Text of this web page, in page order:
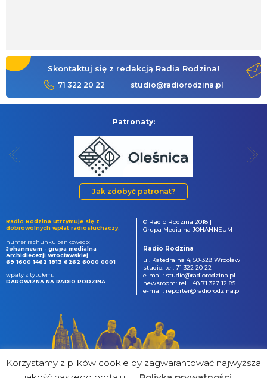
Skontaktuj się z redakcją Radia Rodzina!
71 322 20 22 studio@radiorodzina.pl
Patronaty:
Jak zdobyć patronat?
Radio Rodzina utrzymuje się z
dobrowolnych wpłat radiosłuchaczy.
numer rachunku bankowego:
Johanneum - grupa medialna
Archidiecezji Wrocławskiej
69 1600 1462 1813 6262 6000 0001
wpłaty z tytułem:
DAROWIZNA NA RADIO RODZINA
© Radio Rodzina 2018 |
Grupa Medialna JOHANNEUM
Radio Rodzina
ul. Katedralna 4, 50-328 Wrocław
studio: tel. 71 322 20 22
e-mail: studio@radiorodzina.pl
newsroom: tel. +48 71 327 12 85
e-mail: reporter@radiorodzina.pl
Korzystamy z plików cookie by zagwarantować najwyższa